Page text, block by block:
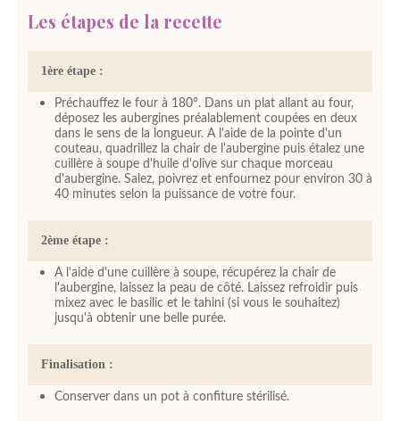
Les étapes de la recette
1ère étape :
Préchauffez le four à 180°. Dans un plat allant au four,
déposez les aubergines préalablement coupées en deux
dans le sens de la longueur. A l'aide de la pointe d'un
couteau, quadrillez la chair de l'aubergine puis étalez une
cuillère à soupe d'huile d'olive sur chaque morceau
d'aubergine. Salez, poivrez et enfournez pour environ 30 à
40 minutes selon la puissance de votre four.
2ème étape :
A l'aide d'une cuillère à soupe, récupérez la chair de
l'aubergine, laissez la peau de côté. Laissez refroidir puis
mixez avec le basilic et le tahini (si vous le souhaitez)
jusqu'à obtenir une belle purée.
Finalisation :
Conserver dans un pot à confiture stérilisé.